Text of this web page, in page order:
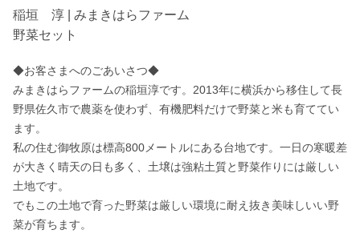
稲垣 淳 | みまきはらファーム
野菜セット
◆お客さまへのごあいさつ◆
みまきはらファームの稲垣淳です。2013年に横浜から移住して長
野県佐久市で農薬を使わず、有機肥料だけで野菜と米も育ててい
ます。
私の住む御牧原は標高800メートルにある台地です。一日の寒暖差
が大きく晴天の日も多く、土壌は強粘土質と野菜作りには厳しい
土地です。
でもこの土地で育った野菜は厳しい環境に耐え抜き美味しいい野
菜が育ちます。